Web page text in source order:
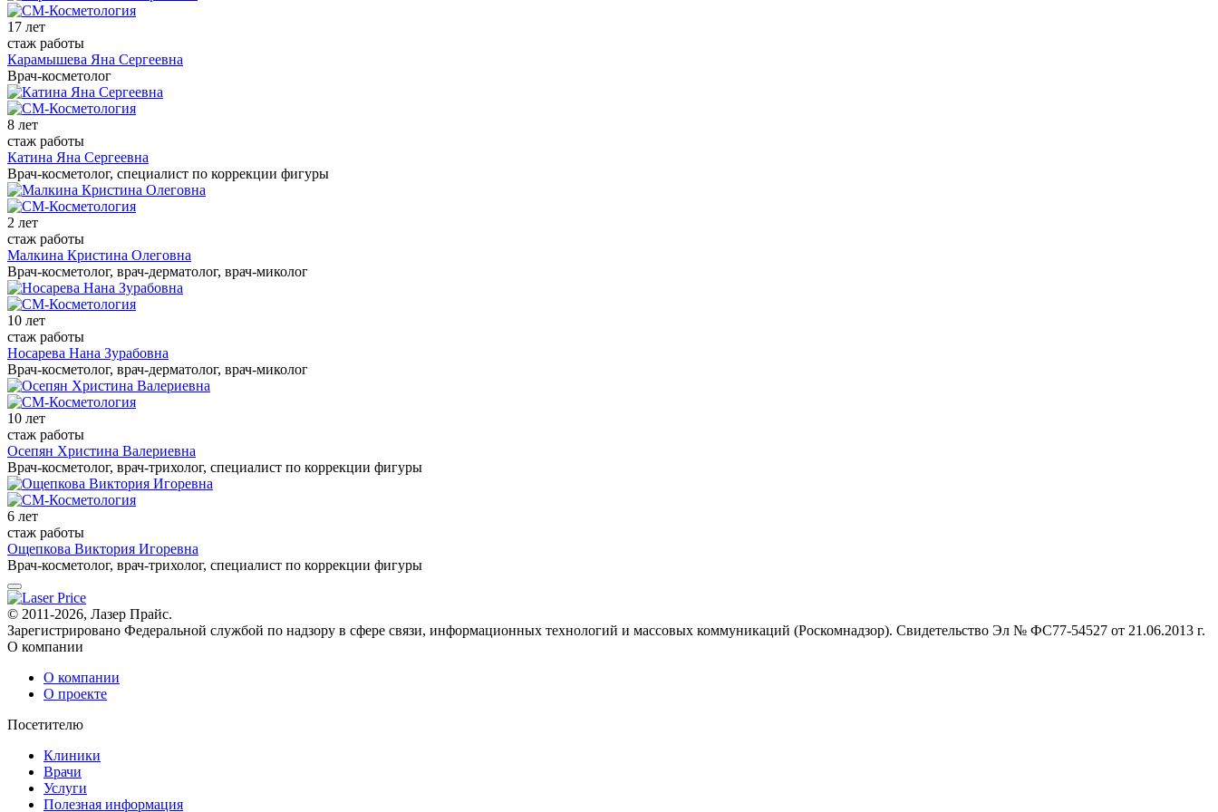
17 лет
стаж работы
Карамышева Яна Сергеевна
Врач-косметолог
8 лет
стаж работы
Катина Яна Сергеевна
Врач-косметолог, специалист по коррекции фигуры
2 лет
стаж работы
Малкина Кристина Олеговна
Врач-косметолог, врач-дерматолог, врач-миколог
10 лет
стаж работы
Носарева Нана Зурабовна
Врач-косметолог, врач-дерматолог, врач-миколог
10 лет
стаж работы
Осепян Христина Валериевна
Врач-косметолог, врач-трихолог, специалист по коррекции фигуры
6 лет
стаж работы
Ощепкова Виктория Игоревна
Врач-косметолог, врач-трихолог, специалист по коррекции фигуры
© 2011-2026, Лазер Прайс.
Зарегистрировано Федеральной службой по надзору в сфере связи, информационных технологий и массовых коммуникаций (Роскомнадзор). Свидетельство Эл № ФС77-54527 от 21.06.2013 г.
О компании
О компании
О проекте
Посетителю
Клиники
Врачи
Услуги
Полезная информация